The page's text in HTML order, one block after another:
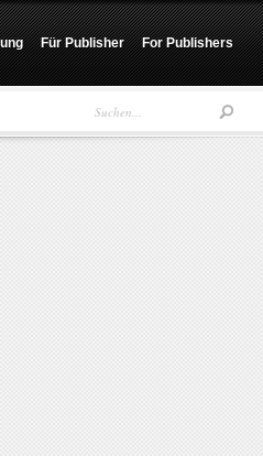
Für Publisher For Publishers